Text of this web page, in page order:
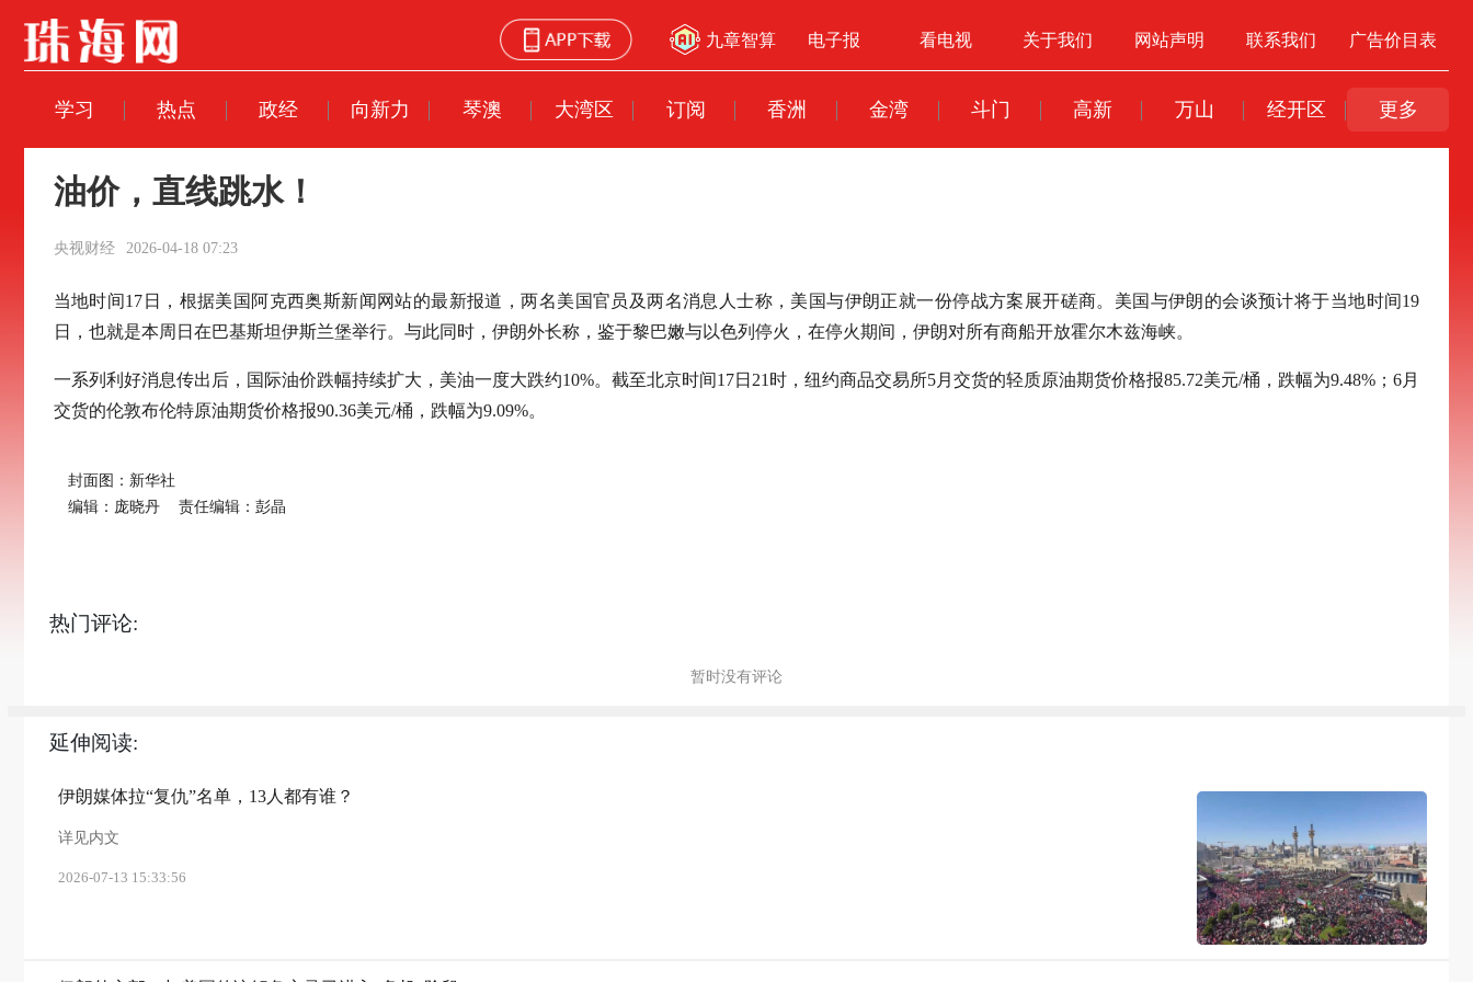
九章智算 电子报 看电视 关于我们 网站声明 联系我们 广告价目表
学习 热点 政经 向新力 琴澳 大湾区 订阅 香洲 金湾 斗门 高新 万山 经开区 更多
油价，直线跳水！
央视财经 2026-04-18 07:23
当地时间17日，根据美国阿克西奥斯新闻网站的最新报道，两名美国官员及两名消息人士称，美国与伊朗正就一份停战方案展开磋商。美国与伊朗的会谈预计将于当地时间19
日，也就是本周日在巴基斯坦伊斯兰堡举行。与此同时，伊朗外长称，鉴于黎巴嫩与以色列停火，在停火期间，伊朗对所有商船开放霍尔木兹海峡。
一系列利好消息传出后，国际油价跌幅持续扩大，美油一度大跌约10%。截至北京时间17日21时，纽约商品交易所5月交货的轻质原油期货价格报85.72美元/桶，跌幅为9.48%；6月
交货的伦敦布伦特原油期货价格报90.36美元/桶，跌幅为9.09%。
封面图：新华社
编辑：庞晓丹
责任编辑：彭晶
热门评论:
暂时没有评论
延伸阅读:
伊朗媒体拉“复仇”名单，13人都有谁？
详见内文
2026-07-13 15:33:56